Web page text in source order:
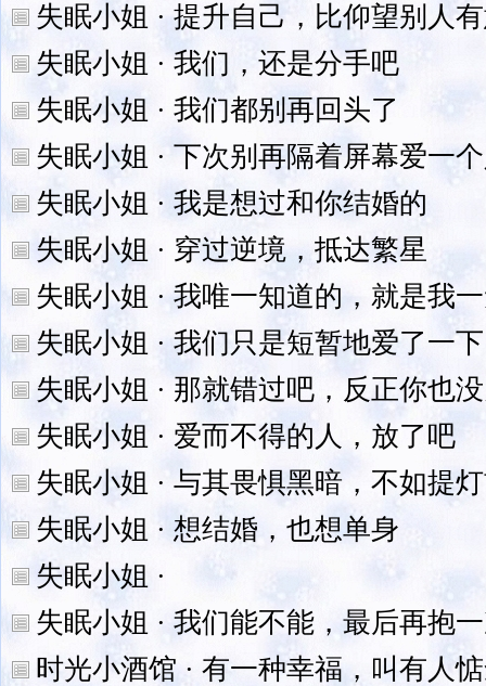
失眠小姐 · 提升自己，比仰望别人
失眠小姐 · 我们，还是分手吧
失眠小姐 · 我们都别再回头了
失眠小姐 · 下次别再隔着屏幕爱一
失眠小姐 · 我是想过和你结婚的
失眠小姐 · 穿过逆境，抵达繁星
失眠小姐 · 我唯一知道的，就是我
失眠小姐 · 我们只是短暂地爱了一下
失眠小姐 · 那就错过吧，反正你也
失眠小姐 · 爱而不得的人，放了吧
失眠小姐 · 与其畏惧黑暗，不如提
失眠小姐 · 想结婚，也想单身
失眠小姐 ·
失眠小姐 · 我们能不能，最后再抱
时光小酒馆 · 有一种幸福，叫有人